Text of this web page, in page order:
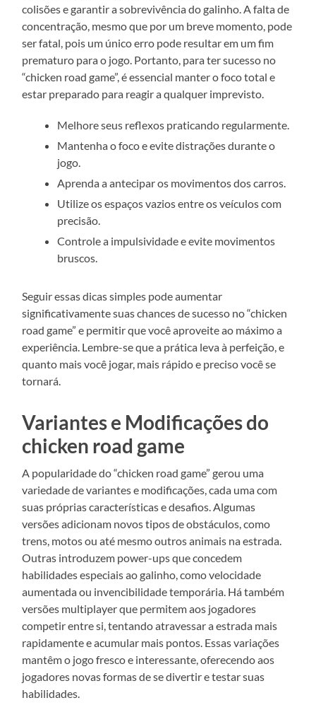
colisões e garantir a sobrevivência do galinho. A falta de
concentração, mesmo que por um breve momento, pode
ser fatal, pois um único erro pode resultar em um fim
prematuro para o jogo. Portanto, para ter sucesso no
“chicken road game”, é essencial manter o foco total e
estar preparado para reagir a qualquer imprevisto.
Melhore seus reflexos praticando regularmente.
Mantenha o foco e evite distrações durante o
jogo.
Aprenda a antecipar os movimentos dos carros.
Utilize os espaços vazios entre os veículos com
precisão.
Controle a impulsividade e evite movimentos
bruscos.
Seguir essas dicas simples pode aumentar
significativamente suas chances de sucesso no “chicken
road game” e permitir que você aproveite ao máximo a
experiência. Lembre-se que a prática leva à perfeição, e
quanto mais você jogar, mais rápido e preciso você se
tornará.
Variantes e Modificações do
chicken road game
A popularidade do “chicken road game” gerou uma
variedade de variantes e modificações, cada uma com
suas próprias características e desafios. Algumas
versões adicionam novos tipos de obstáculos, como
trens, motos ou até mesmo outros animais na estrada.
Outras introduzem power-ups que concedem
habilidades especiais ao galinho, como velocidade
aumentada ou invencibilidade temporária. Há também
versões multiplayer que permitem aos jogadores
competir entre si, tentando atravessar a estrada mais
rapidamente e acumular mais pontos. Essas variações
mantêm o jogo fresco e interessante, oferecendo aos
jogadores novas formas de se divertir e testar suas
habilidades.